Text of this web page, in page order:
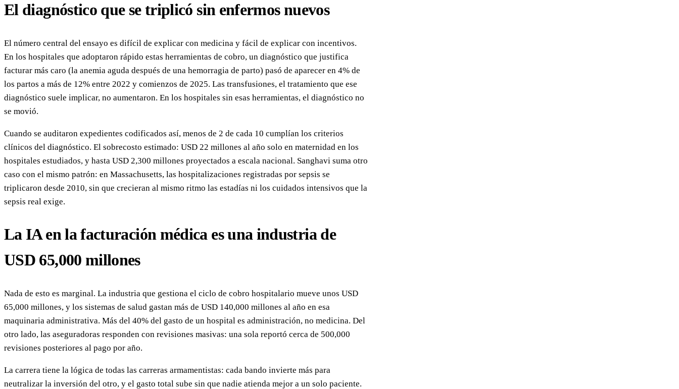
El diagnóstico que se triplicó sin enfermos nuevos
El número central del ensayo es difícil de explicar con medicina y fácil de explicar con incentivos.
En los hospitales que adoptaron rápido estas herramientas de cobro, un diagnóstico que justifica
facturar más caro (la anemia aguda después de una hemorragia de parto) pasó de aparecer en 4% de
los partos a más de 12% entre 2022 y comienzos de 2025. Las transfusiones, el tratamiento que ese
diagnóstico suele implicar, no aumentaron. En los hospitales sin esas herramientas, el diagnóstico no
se movió.
Cuando se auditaron expedientes codificados así, menos de 2 de cada 10 cumplían los criterios
clínicos del diagnóstico. El sobrecosto estimado: USD 22 millones al año solo en maternidad en los
hospitales estudiados, y hasta USD 2,300 millones proyectados a escala nacional. Sanghavi suma otro
caso con el mismo patrón: en Massachusetts, las hospitalizaciones registradas por sepsis se
triplicaron desde 2010, sin que crecieran al mismo ritmo las estadías ni los cuidados intensivos que la
sepsis real exige.
La IA en la facturación médica es una industria de
USD 65,000 millones
Nada de esto es marginal. La industria que gestiona el ciclo de cobro hospitalario mueve unos USD
65,000 millones, y los sistemas de salud gastan más de USD 140,000 millones al año en esa
maquinaria administrativa. Más del 40% del gasto de un hospital es administración, no medicina. Del
otro lado, las aseguradoras responden con revisiones masivas: una sola reportó cerca de 500,000
revisiones posteriores al pago por año.
La carrera tiene la lógica de todas las carreras armamentistas: cada bando invierte más para
neutralizar la inversión del otro, y el gasto total sube sin que nadie atienda mejor a un solo paciente.